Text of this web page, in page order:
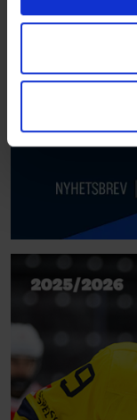
annons- och
Dessa kan i sin
samlat in när du